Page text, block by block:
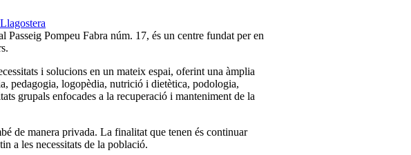
Pompeu Fabra núm. 17, és un centre fundat per en
i solucions en un mateix espai, oferint una àmplia
pedagogia, logopèdia, nutrició i dietètica, podologia,
grupals enfocades a la recuperació i manteniment de la
de manera privada. La finalitat que tenen és continuar
a les necessitats de la població.